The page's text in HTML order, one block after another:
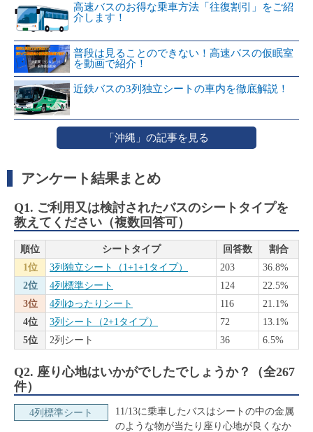
高速バスのお得な乗車方法「往復割引」をご紹
介します！
普段は見ることのできない！高速バスの仮眠室
を動画で紹介！
近鉄バスの3列独立シートの車内を徹底解説！
「沖縄」の記事を見る
アンケート結果まとめ
Q1. ご利用又は検討されたバスのシートタイプを
教えてください（複数回答可）
順位 シートタイプ 回答数
割合
1位
3列独立シート（1+1+1タイプ） 203
36.8%
2位
4列標準シート 124
22.5%
3位
4列ゆったりシート 116
21.1%
4位
3列シート（2+1タイプ） 72
13.1%
5位
2列シート 36 6.5%
Q2. 座り心地はいかがでしたでしょうか？（全267
件）
4列標準シート
11/13に乗車したバスはシートの中の金属
のような物が当たり座り心地が良くなか